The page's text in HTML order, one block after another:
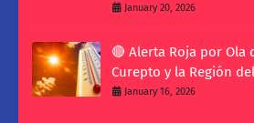
January 20, 2026
🔴 Alerta Roja por Ola
Curepto y la Región
January 16, 2026